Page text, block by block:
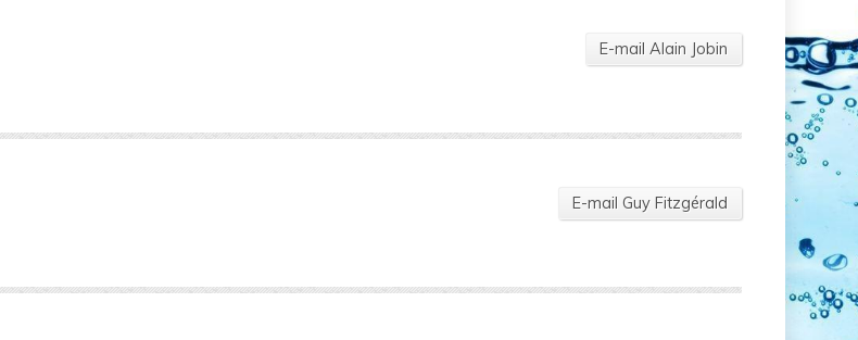
E-mail Alain Jobin
E-mail Guy Fitzgérald